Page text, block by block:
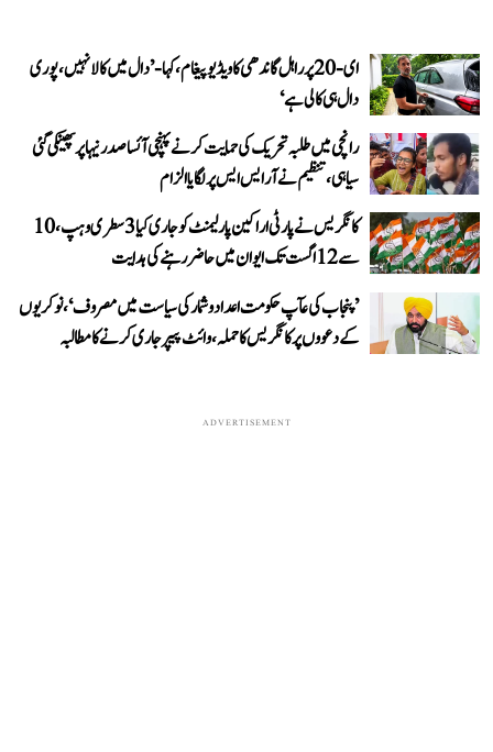
ای-20 پر راہل گاندھی کا ویڈیو پیغام، کہا- ’دال میں کالا نہیں، پوری
دال ہی کالی ہے‘
رانچی میں طلبہ تحریک کی حمایت کرنے پہنچی آئسا صدر نیہا پر پھینکی گئی
سیاہی، تنظیم نے آر ایس ایس پر لگایا الزام
کانگریس نے پارٹی اراکین پارلیمنٹ کو جاری کیا 3 سطری وہپ، 10
سے 12 اگست تک ایوان میں حاضر رہنے کی ہدایت
’پنجاب کی عآپ حکومت اعداد و شمار کی سیاست میں مصروف‘، نوکریوں
کے دعووں پر کانگریس کا حملہ، وائٹ پیپر جاری کرنے کا مطالبہ
ADVERTISEMENT